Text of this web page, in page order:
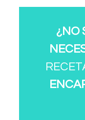
¿NO